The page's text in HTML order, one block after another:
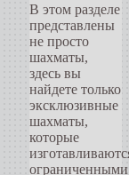
В этом разделе
представлены
не просто
шахматы,
здесь вы
найдете только
эксклюзивные
шахматы,
которые
ограниченными